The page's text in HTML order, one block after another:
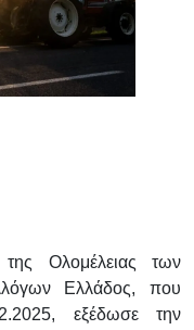
Ολομέλειας των
Ελλάδος, που
εξέδωσε την